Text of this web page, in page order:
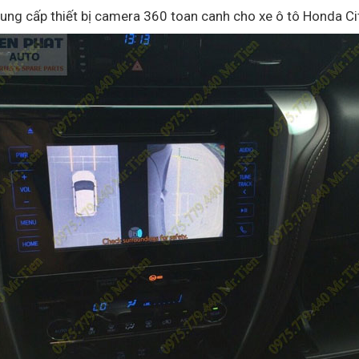
cấp thiết bị camera 360 toan canh cho xe ô tô Honda